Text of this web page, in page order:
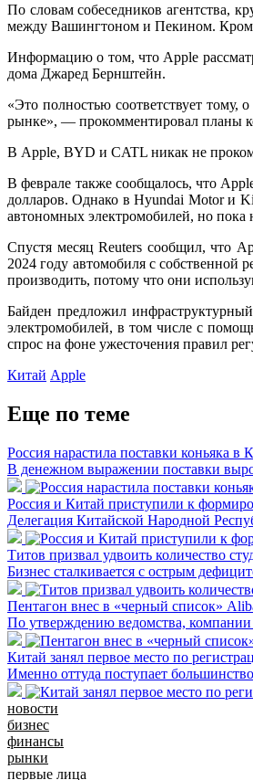
По словам собеседников агентства,
между Вашингтоном и Пекином. Кроме
Информацию о том, что Apple
дома Джаред Бернштейн.
«Это полностью соответствует
рынке», — прокомментировал планы
В Apple, BYD и CATL никак не
В феврале также сообщалось, что
долларов. Однако в Hyundai Motor и
автономных электромобилей, но пока
Спустя месяц Reuters сообщил, что
2024 году автомобиля с собственной
производить, потому что они
Байден предложил
электромобилей, в том числе с
спрос на фоне ужесточения правил
Китай Apple
Еще по теме
Россия нарастила поставки коньяка в
В денежном выражении поставки
Россия и Китай приступили к
Делегация Китайской Народной
Титов призвал удвоить количество
Бизнес сталкивается с острым
Пентагон внес в «черный список»
По утверждению ведомства,
Китай занял первое место по
Именно оттуда поступает
новости
бизнес
финансы
рынки
первые лица